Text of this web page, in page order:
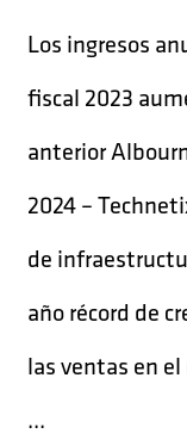
Los ingresos
fiscal 2023
anterior
2024 –
de
año récord de
las ventas en
...